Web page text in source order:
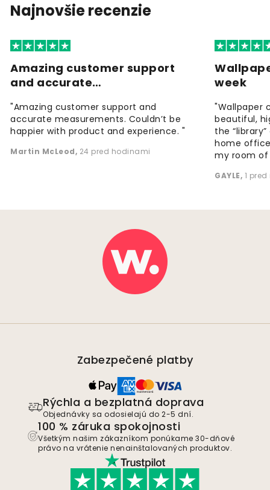
Najnovšie recenzie
Amazing customer support
and accurate…
"Amazing customer support and
accurate measurements. Couldn’t be
happier with product and experience. "
Martin McLeod, 24 pred hodinami
week
"Wallpaper
beautiful,
the
home
my room of
GAYLE, 1
Zabezpečené platby
Rýchla a bezplatná doprava
Objednávky sa odosielajú do 2-5 dní.
100 % záruka spokojnosti
Všetkým našim zákazníkom ponúkame 30-dňové
právo na vrátenie nenainštalovaných produktov.